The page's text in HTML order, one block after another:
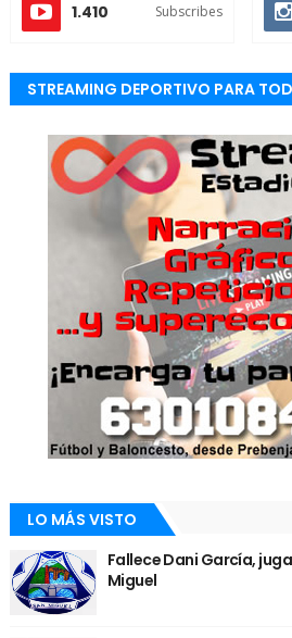
1.410 Subscribes
STREAMING DEPORTIVO PARA
LO MÁS VISTO
Fallece Dani García,
Miguel